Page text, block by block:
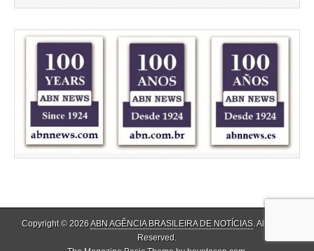
Copyright © 2026ABN AGÊNCIA BRASILEIRA DE NOTÍCIAS. All Rights
Reserved.